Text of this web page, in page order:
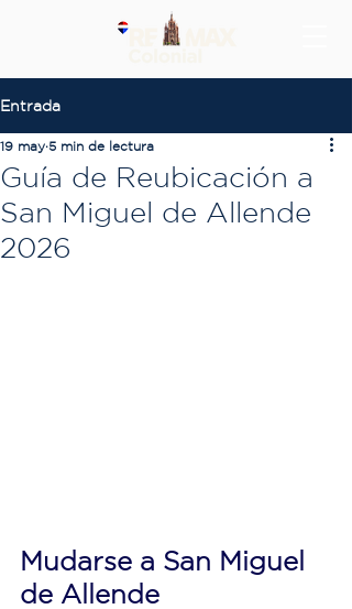
Entrada
Guía de Reubicación a
San Miguel de Allende
2026
19 may 5 min de lectura
Mudarse a San Miguel
de Allende